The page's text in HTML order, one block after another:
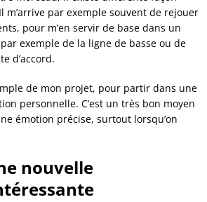
m’arrive par exemple souvent de rejouer
pour m’en servir de base dans un
par exemple de la ligne de basse ou de
d’accord.
de mon projet, pour partir dans une
personnelle. C’est un très bon moyen
émotion précise, surtout lorsqu’on
nouvelle